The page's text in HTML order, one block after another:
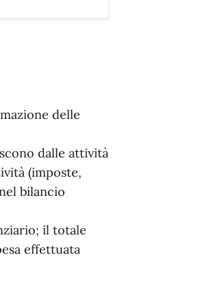
delle
dalle attività
(imposte,
bilancio
il totale
effettuata